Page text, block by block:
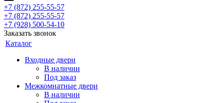
+7 (872) 255-55-57
+7 (872) 255-55-57
+7 (928) 500-54-10
Заказать звонок
Каталог
Входные двери
В наличии
Под заказ
Межкомнатные двери
В наличии